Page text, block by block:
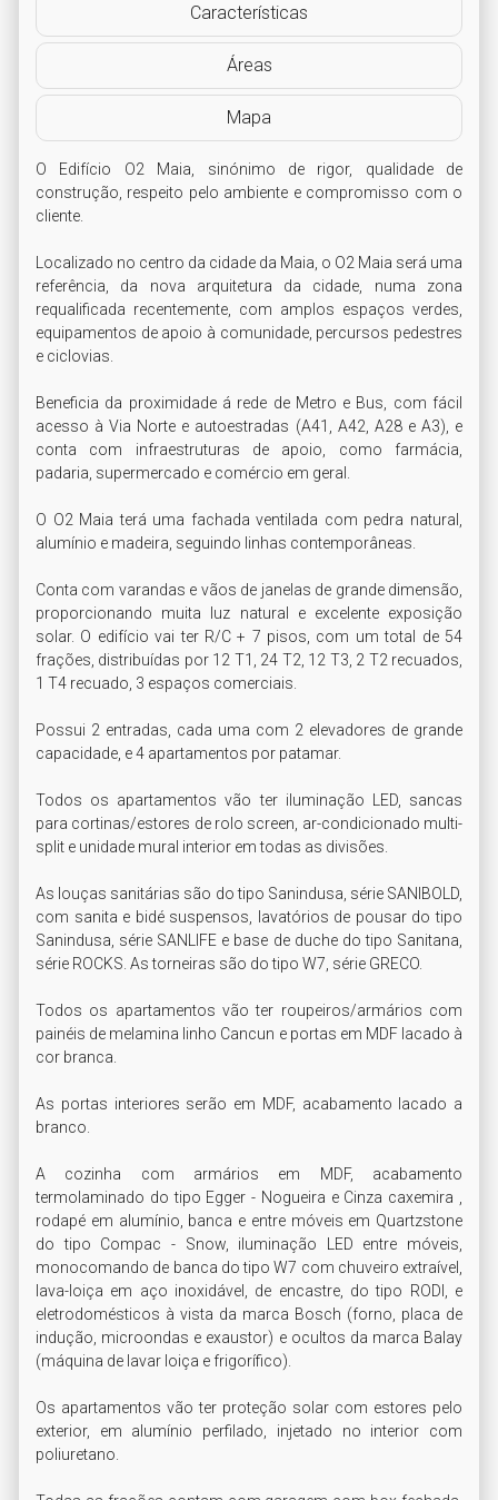
Características
Áreas
Mapa
O Edifício O2 Maia, sinónimo de rigor, qualidade de
construção, respeito pelo ambiente e compromisso com o
cliente.
Localizado no centro da cidade da Maia, o O2 Maia será uma
referência, da nova arquitetura da cidade, numa zona
requalificada recentemente, com amplos espaços verdes,
equipamentos de apoio à comunidade, percursos pedestres
e ciclovias.
Beneficia da proximidade á rede de Metro e Bus, com fácil
acesso à Via Norte e autoestradas (A41, A42, A28 e A3), e
conta com infraestruturas de apoio, como farmácia,
padaria, supermercado e comércio em geral.
O O2 Maia terá uma fachada ventilada com pedra natural,
alumínio e madeira, seguindo linhas contemporâneas.
Conta com varandas e vãos de janelas de grande dimensão,
proporcionando muita luz natural e excelente exposição
solar. O edifício vai ter R/C + 7 pisos, com um total de 54
frações, distribuídas por 12 T1, 24 T2, 12 T3, 2 T2 recuados,
1 T4 recuado, 3 espaços comerciais.
Possui 2 entradas, cada uma com 2 elevadores de grande
capacidade, e 4 apartamentos por patamar.
Todos os apartamentos vão ter iluminação LED, sancas
para cortinas/estores de rolo screen, ar-condicionado multi-
split e unidade mural interior em todas as divisões.
As louças sanitárias são do tipo Sanindusa, série SANIBOLD,
com sanita e bidé suspensos, lavatórios de pousar do tipo
Sanindusa, série SANLIFE e base de duche do tipo Sanitana,
série ROCKS. As torneiras são do tipo W7, série GRECO.
Todos os apartamentos vão ter roupeiros/armários com
painéis de melamina linho Cancun e portas em MDF lacado à
cor branca.
As portas interiores serão em MDF, acabamento lacado a
branco.
A cozinha com armários em MDF, acabamento
termolaminado do tipo Egger - Nogueira e Cinza caxemira ,
rodapé em alumínio, banca e entre móveis em Quartzstone
do tipo Compac - Snow, iluminação LED entre móveis,
monocomando de banca do tipo W7 com chuveiro extraível,
lava-loiça em aço inoxidável, de encastre, do tipo RODI, e
eletrodomésticos à vista da marca Bosch (forno, placa de
indução, microondas e exaustor) e ocultos da marca Balay
(máquina de lavar loiça e frigorífico).
Os apartamentos vão ter proteção solar com estores pelo
exterior, em alumínio perfilado, injetado no interior com
poliuretano.